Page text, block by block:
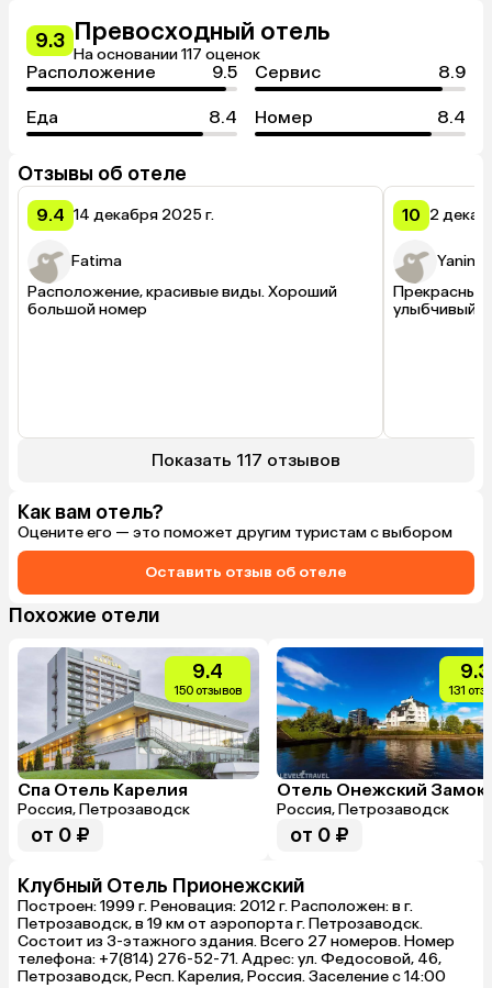
9.3 Превосходный отель
На основании 117 оценок
Расположение 9.5 Сервис 8.9
Еда 8.4 Номер 8.4
Отзывы об отеле
9.4 14 декабря 2025 г.
Fatima
Расположение, красивые виды. Хороший
большой номер
10 2
Yanina
Прекрасный
улыбчивый
Показать 117 отзывов
Как вам отель?
Оцените его — это поможет другим туристам с выбором
Оставить отзыв об отеле
Похожие отели
9.4
150 отзывов
Спа Отель Карелия
Россия, Петрозаводск
от 0 ₽
9.3
131
Отель Онежский Замок
Россия, Петрозаводск
от 0 ₽
Клубный Отель Прионежский
Построен: 1999 г. Реновация: 2012 г. Расположен: в г.
Петрозаводск, в 19 км от аэропорта г. Петрозаводск.
Состоит из 3-этажного здания. Всего 27 номеров. Номер
телефона: +7(814) 276-52-71. Адрес: ул. Федосовой, 46,
Петрозаводск, Респ. Карелия, Россия. Заселение с 14:00